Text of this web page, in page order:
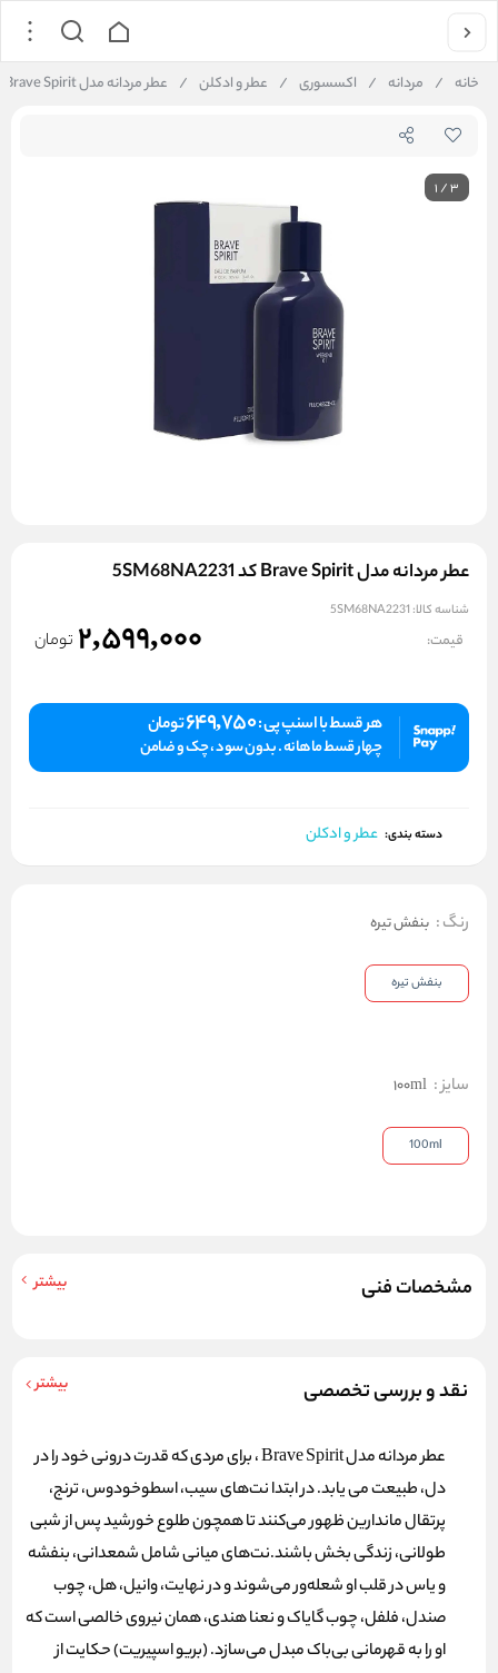
خانه / مردانه / اکسسوری / عطر و ادکلن / عطر مردانه مدل Brave Spirit کد 5SM68NA2231
1/3
عطر مردانه مدل Brave Spirit کد 5SM68NA2231
شناسه کالا: 5SM68NA2231
قیمت: 2,599,000 تومان
هر قسط با اسنپ پی :649,750تومان
چهار قسط ماهانه . بدون سود ، چک و ضامن
دسته بندی: عطر و ادکلن
مشخصات فنی بیشتر
نقد و بررسی تخصصی بیشتر
عطر مردانه مدل Brave Spirit ، برای مردی که قدرت درونی خود را در
دل، طبیعت می‌ یابد. در ابتدا نت‌های سیب، اسطوخودوس، ترنج،
پرتقال ماندارین ظهور می‌کنند تا همچون طلوع خورشید پس از شبی
طولانی، زندگی بخش باشند.نت‌های میانی شامل شمعدانی، بنفشه
و یاس در قلب او شعله‌ور می‌شوند و در نهایت، وانیل، هل، چوب
صندل، فلفل، چوب گایاک و نعنا هندی، همان نیروی خالصی است که
او را به قهرمانی بی‌باک مبدل می‌سازد. (بریو اسپیریت) حکایت از
رنگ: بنفش تیره
بنفش تیره
سایز:
100ml
100ml